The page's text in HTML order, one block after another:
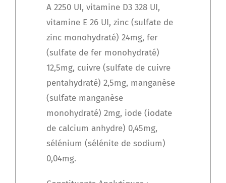
A 2250 UI, vitamine D3 328 UI,
vitamine E 26 UI, zinc (sulfate de
zinc monohydraté) 24mg, fer
(sulfate de fer monohydraté)
12,5mg, cuivre (sulfate de cuivre
pentahydraté) 2,5mg, manganèse
(sulfate manganèse
monohydraté) 2mg, iode (iodate
de calcium anhydre) 0,45mg,
sélénium (sélénite de sodium)
0,04mg.